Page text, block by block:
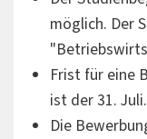
möglich. Der
Frist für eine
ist der 31. Juli.
Die